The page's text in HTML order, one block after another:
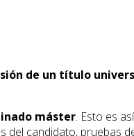
de un título
máster. Esto es
candidato, pruebas